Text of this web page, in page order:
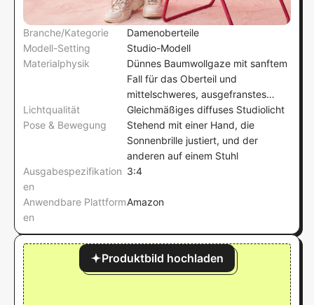
Branche/Kategorie
Damenoberteile
Modell-Setting
Studio-Modell
Materialphysik
Dünnes Baumwollgaze mit sanftem
Fall für das Oberteil und
mittelschweres, ausgefranstes
Denim für die Shorts
Lichtqualität
Gleichmäßiges diffuses Studiolicht
Pose & Bewegung
Stehend mit einer Hand, die
Sonnenbrille justiert, und der
anderen auf einem Stuhl
Ausgabespezifikation
en
3:4
Anwendbare Plattform
en
Amazon
Produktbild hochladen